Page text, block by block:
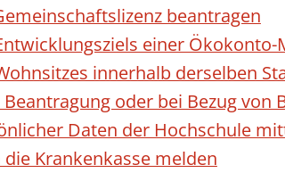
beantragen
einer
innerhalb derselben
oder bei Bezug von
Daten der Hochschule
Krankenkasse melden